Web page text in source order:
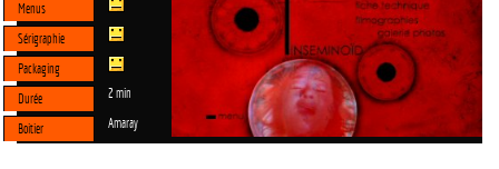
Menus
Sérigraphie
Packaging
Durée
2 min
Boitier Amaray